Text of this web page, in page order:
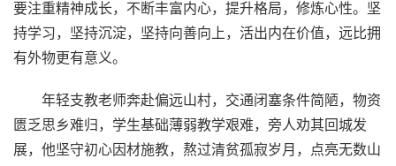
要注重精神成长，不断丰富内心，提升格局，修炼心性。坚
持学习，坚持沉淀，坚持向善向上，活出内在价值，远比拥
有外物更有意义。
年轻支教老师奔赴偏远山村，交通闭塞条件简陋，物资
匮乏思乡难归，学生基础薄弱教学艰难，旁人劝其回城发
展，他坚守初心因材施教，熬过清贫孤寂岁月，点亮无数山